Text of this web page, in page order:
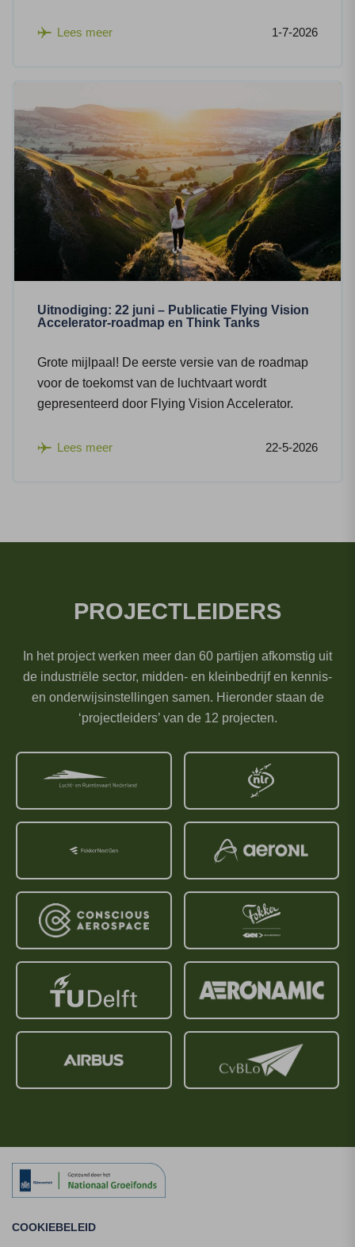
Lees meer 1-7-2026
Uitnodiging: 22 juni – Publicatie Flying Vision
Accelerator-roadmap en Think Tanks
Grote mijlpaal! De eerste versie van de roadmap
voor de toekomst van de luchtvaart wordt
gepresenteerd door Flying Vision Accelerator.
Lees meer 22-5-2026
PROJECTLEIDERS
In het project werken meer dan 60 partijen afkomstig uit
de industriële sector, midden- en kleinbedrijf en kennis-
en onderwijsinstellingen samen. Hieronder staan de
‘projectleiders’ van de 12 projecten.
COOKIEBELEID